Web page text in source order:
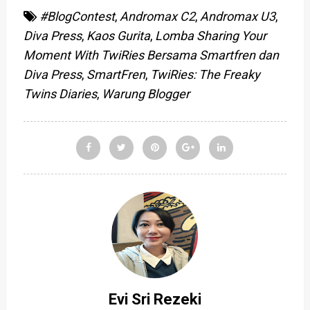
#BlogContest, Andromax C2, Andromax U3,
Diva Press, Kaos Gurita, Lomba Sharing Your
Moment With TwiRies Bersama Smartfren dan
Diva Press, SmartFren, TwiRies: The Freaky
Twins Diaries, Warung Blogger
Evi Sri Rezeki